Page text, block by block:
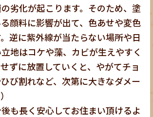
劣化が起こります。そのため、塗
顔料に影響が出て、色あせや変色
逆に紫外線が当たらない場所や日
地はコケや藻、カビが生えやすく
ずに放置していくと、やがてチョ
び割れなど、次第に大きなダメー
も長く安心してお住まい頂けるよ